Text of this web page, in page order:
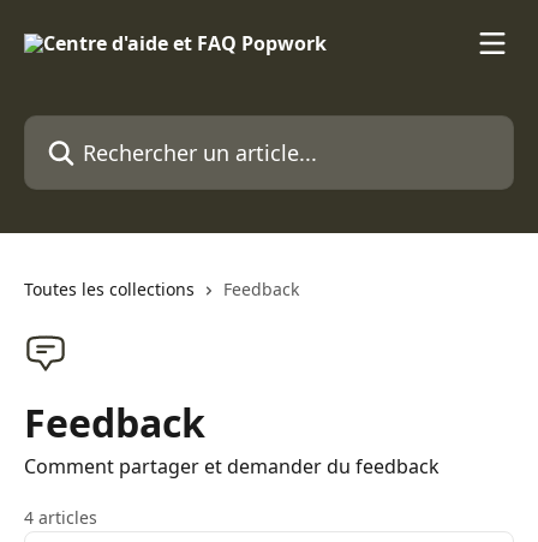
Rechercher un article...
Toutes les collections Feedback
Feedback
Comment partager et demander du feedback
4 articles